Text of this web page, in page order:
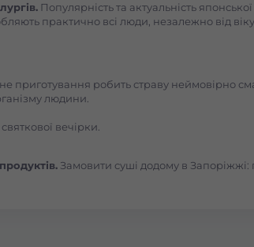
Популярність та актуальність японської
практично всі люди, незалежно від віку,
приготування робить страву неймовірно
людини.
вечірки.
Замовити суші додому в Запоріжжі: